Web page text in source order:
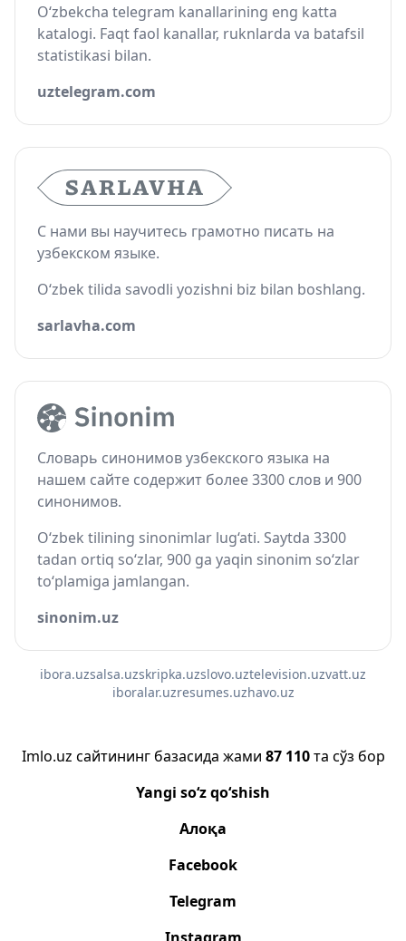
O‘zbekcha telegram kanallarining eng katta
katalogi. Faqt faol kanallar, ruknlarda va batafsil
statistikasi bilan.
uztelegram.com
С нами вы научитесь грамотно писать на
узбекском языке.
O‘zbek tilida savodli yozishni biz bilan boshlang.
sarlavha.com
Словарь синонимов узбекского языка на
нашем сайте содержит более 3300 слов и 900
синонимов.
O‘zbek tilining sinonimlar lug‘ati. Saytda 3300
tadan ortiq so‘zlar, 900 ga yaqin sinonim so‘zlar
to‘plamiga jamlangan.
sinonim.uz
ibora.uzsalsa.uzskripka.uzslovo.uztelevision.uzvatt.uz
iboralar.uzresumes.uzhavo.uz
Imlo.uz сайтининг базасида жами 87 110та сўз бор
Yangi so‘z qo‘shish
Алоқа
Facebook
Telegram